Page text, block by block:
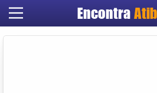
Encontra